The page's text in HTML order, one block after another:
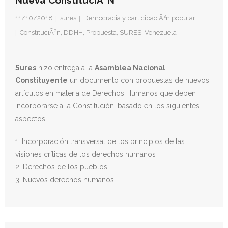
- Derechos Humanos, DiÃ¡logo y Paz
Revistas
- Inusual & Extraordinaria
Noticias
Formación
11/10/2018 sures
Democracia y participaciÃ³n popular
ConstituciÃ³n, DDHH, Propuesta, SURES, Venezuela
Sures hizo entrega a la Asamblea Nacional
Constituyente un documento con propuestas de nuevos
artículos en materia de Derechos Humanos que deben
incorporarse a la Constitución, basado en los siguientes
aspectos:
1. Incorporación transversal de los principios de las
visiones críticas de los derechos humanos
2. Derechos de los pueblos
3. Nuevos derechos humanos